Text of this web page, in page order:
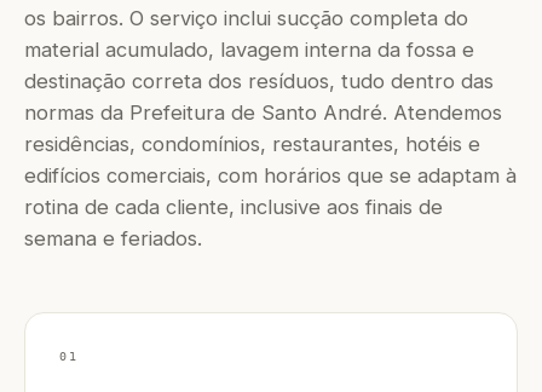
os bairros. O serviço inclui sucção completa do
material acumulado, lavagem interna da fossa e
destinação correta dos resíduos, tudo dentro das
normas da Prefeitura de Santo André. Atendemos
residências, condomínios, restaurantes, hotéis e
edifícios comerciais, com horários que se adaptam à
rotina de cada cliente, inclusive aos finais de
semana e feriados.
01